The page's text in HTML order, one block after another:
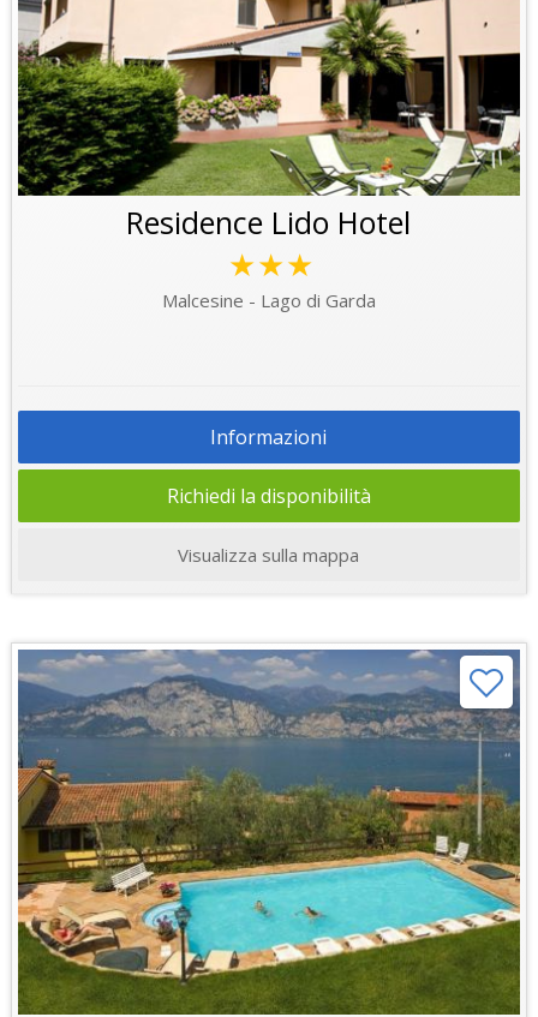
Residence Lido Hotel
★★★
Malcesine - Lago di Garda
Informazioni
Richiedi la disponibilità
Visualizza sulla mappa